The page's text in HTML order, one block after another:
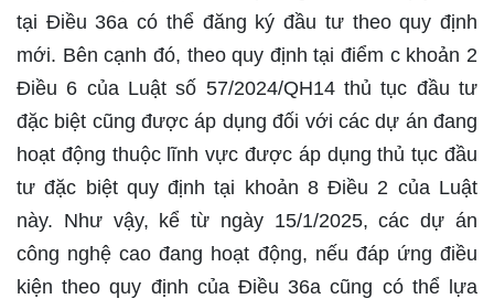
tại Điều 36a có thể đăng ký đầu tư theo quy định
mới. Bên cạnh đó, theo quy định tại điểm c khoản 2
Điều 6 của Luật số 57/2024/QH14 thủ tục đầu tư
đặc biệt cũng được áp dụng đối với các dự án đang
hoạt động thuộc lĩnh vực được áp dụng thủ tục đầu
tư đặc biệt quy định tại khoản 8 Điều 2 của Luật
này. Như vậy, kể từ ngày 15/1/2025, các dự án
công nghệ cao đang hoạt động, nếu đáp ứng điều
kiện theo quy định của Điều 36a cũng có thể lựa